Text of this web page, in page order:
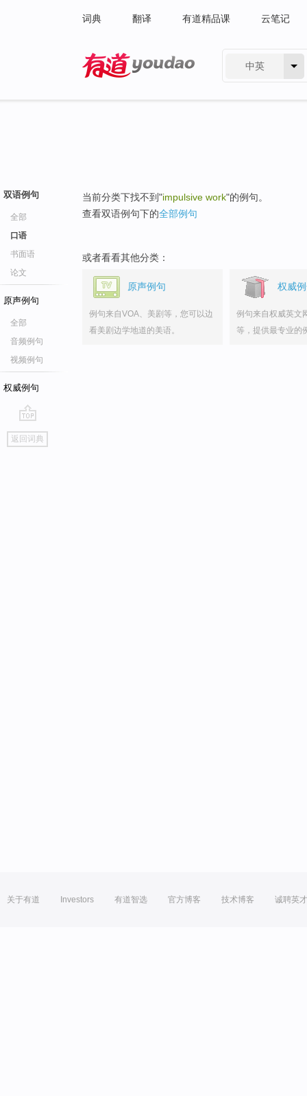
词典 翻译 有道精品课 云笔记
中英
双语例句
全部
口语
书面语
论文
原声例句
全部
音频例句
视频例句
权威例句
go
top
返回词典
当前分类下找不到"impulsive work"的例句。
查看双语例句下的全部例句
或者看看其他分类：
原声例句
例句来自VOA、美剧等，您可以边
看美剧边学地道的美语。
权威
例句来自权威英文
等，提供最专业的
关于有道 Investors 有道智选 官方博客 技术博客 诚聘英才